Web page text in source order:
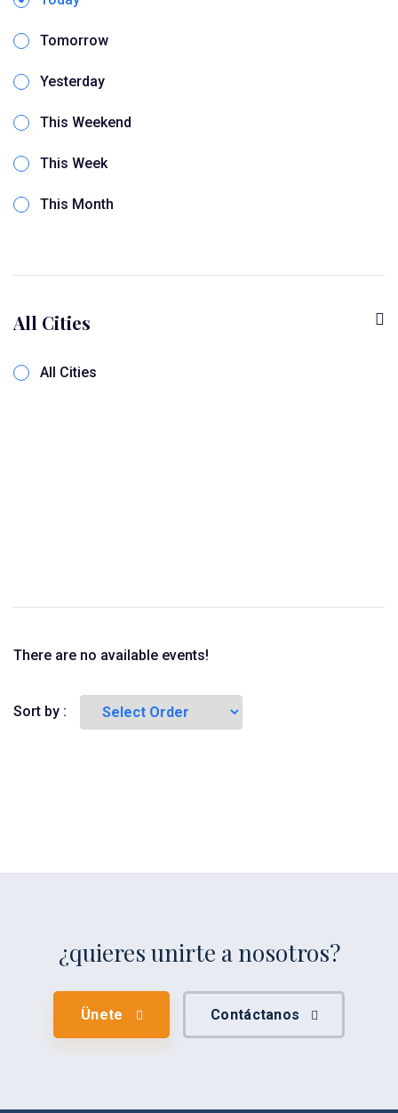
Tomorrow
Yesterday
This Weekend
This Week
This Month
All Cities
All Cities
There are no available events!
Sort by :
¿quieres unirte a nosotros?
Ünete Contáctanos